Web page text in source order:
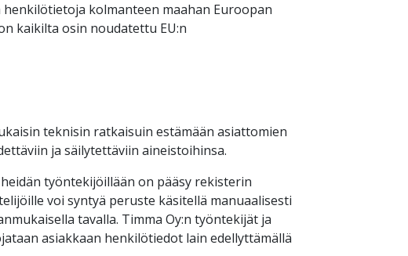
kolmanteen maahan Euroopan
kaikilta osin noudatettu EU:n
teknisin ratkaisuin estämään asiattomien
ja säilytettäviin aineistoihinsa.
työntekijöillään on pääsy rekisterin
voi syntyä peruste käsitellä manuaalisesti
tavalla. Timma Oy:n työntekijät ja
asiakkaan henkilötiedot lain edellyttämällä